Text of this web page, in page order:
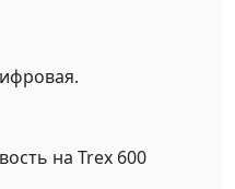
на Trex 600